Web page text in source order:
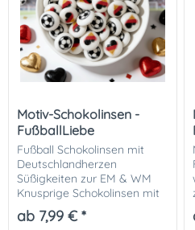
Motiv-Schokolinsen -
FußballLiebe
Deutschland
Fußball Schokolinsen mit
Deutschlandherzen
Süßigkeiten zur EM & WM
Knusprige Schokolinsen mit
liebevollen Fußballmotiven
und Herzen in den Farben
ab 7,99 € *